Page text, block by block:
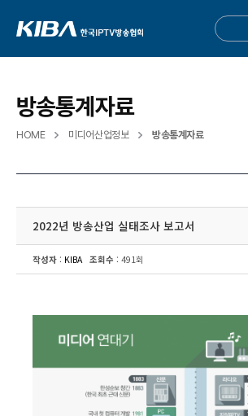
방송통계자료
HOME 미디어산업정보 방송통계자료
2022년 방송산업 실태조사 보고서
작성자 : KIBA 조회수 : 491회